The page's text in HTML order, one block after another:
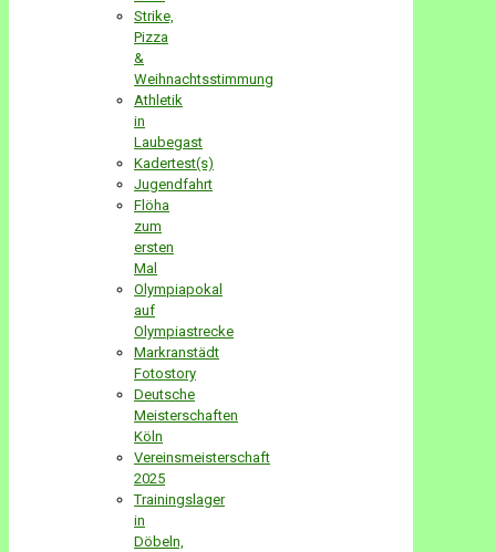
Strike,
Pizza
&
Weihnachtsstimmung
Athletik
in
Laubegast
Kadertest(s)
Jugendfahrt
Flöha
zum
ersten
Mal
Olympiapokal
auf
Olympiastrecke
Markranstädt
Fotostory
Deutsche
Meisterschaften
Köln
Vereinsmeisterschaft
2025
Trainingslager
in
Döbeln,